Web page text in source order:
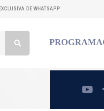
DE WHATSAPP